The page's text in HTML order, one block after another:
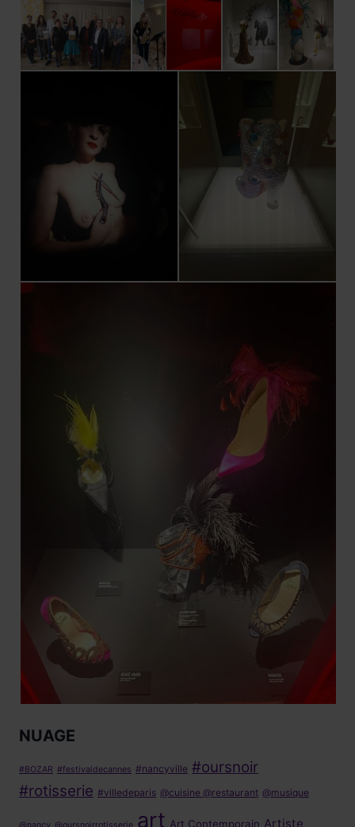
NUAGE
#BOZAR #festivaldecannes #nancyville #oursnoir
#rotisserie #villedeparis @cuisine @restaurant @musique
art Art Contemporain Artiste